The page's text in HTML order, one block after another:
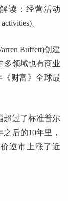
读：经营活动
。
Buffett)创建
多领域也有商业
《财富》全球最
超过了标准普尔
后的10年里，
逆市上涨了近